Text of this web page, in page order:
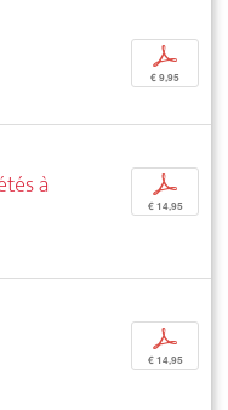
p
€ 9,95
à
p
€ 14,95
p
€ 14,95